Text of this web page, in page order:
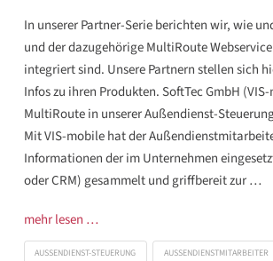
In unserer Partner-Serie berichten wir, wie
und der dazugehörige MultiRoute
integriert sind. Unsere Partnern stellen sich
Infos zu ihren Produkten. SoftTec GmbH
MultiRoute in unserer Außendienst-
Mit VIS-mobile hat der
Informationen der im Unternehmen
oder CRM) gesammelt und griffbereit zur …
mehr lesen …
AUSSENDIENST-STEUERUNG AUSSENDIENSTMITARBEITER